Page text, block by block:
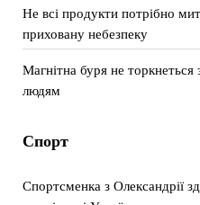
Не всі продукти потрібно
приховану небезпеку
Магнітна буря не
людям
Спорт
Спортсменка з Олександрії